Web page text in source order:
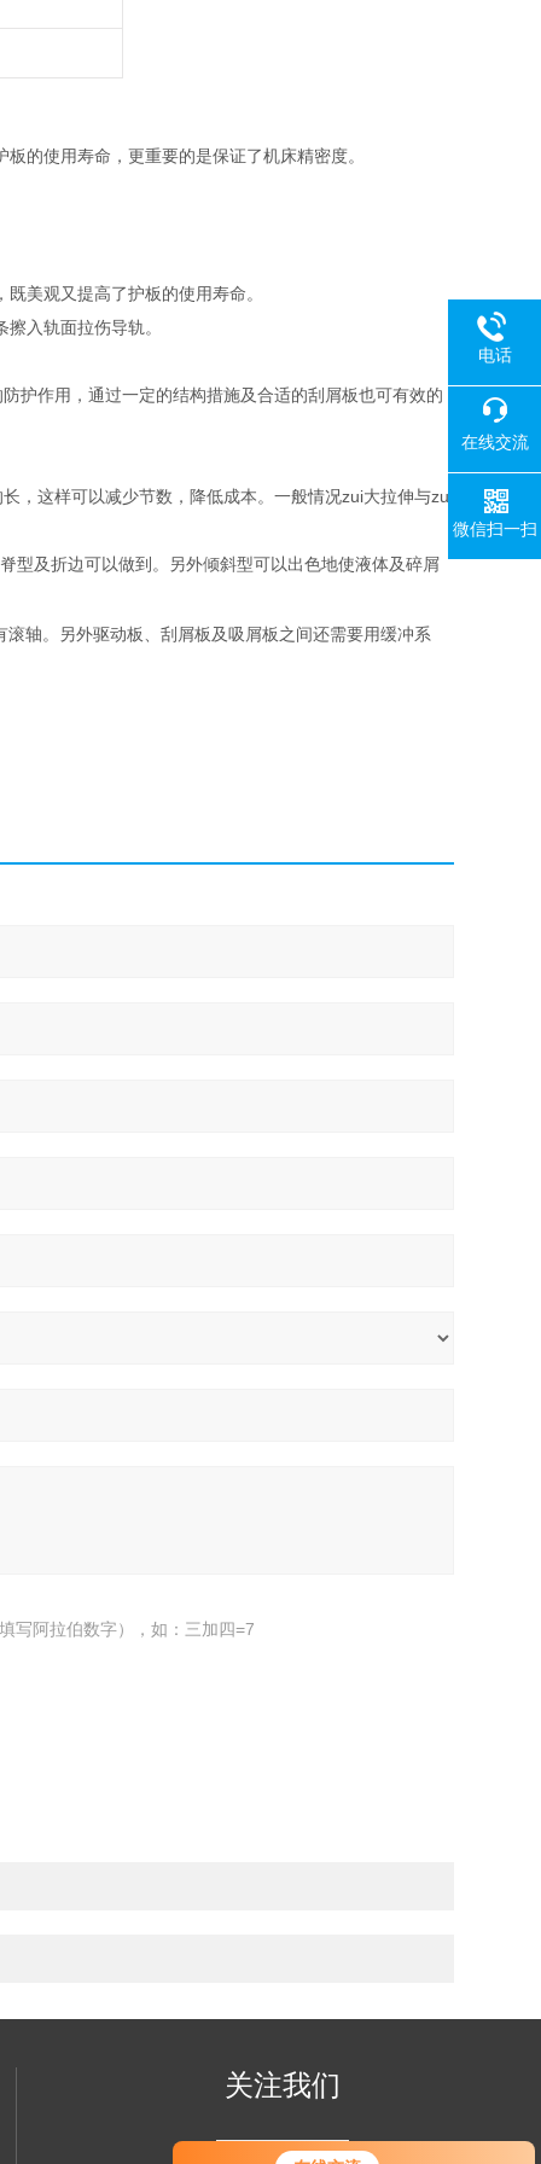
您好！欢迎前来咨询，很高兴为您
的使用寿命，更重要的是保证了机床精密度。
美观又提高了护板的使用寿命。
入轨面拉伤导轨。
护作用，通过一定的结构措施及合适的刮屑板也可有效的
，这样可以减少节数，降低成本。一般情况zui大拉伸与zui
型及折边可以做到。另外倾斜型可以出色地使液体及碎屑
轴。另外驱动板、刮屑板及吸屑板之间还需要用缓冲系
写阿拉伯数字），如：三加四=7
关注我们
电话
在线交流
微信扫一扫